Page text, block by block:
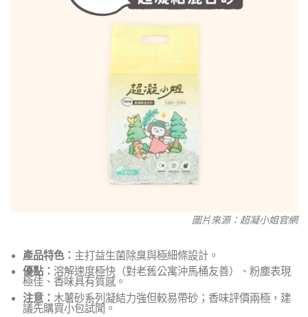
圖片來源：超凝小姐官網
產品特色： 主打益生菌除臭與極細條設計。
優點：溶解速度極快（對老舊公寓沖馬桶友善）、粉塵表現
極佳、香味具有質感。
注意： 木薯砂系列凝結力強但較易帶砂；香味評價兩極，建
議先購買小包試聞。